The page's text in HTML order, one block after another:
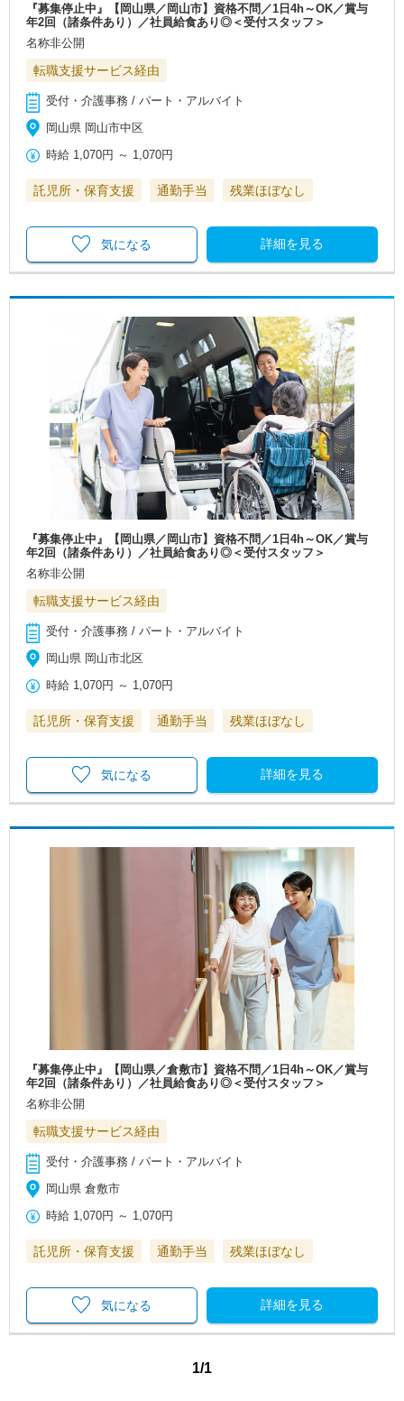
『募集停止中』【岡山県／岡山市】資格不問／1日4h～OK／賞与
年2回（諸条件あり）／社員給食あり◎＜受付スタッフ＞
名称非公開
転職支援サービス経由
受付・介護事務 / パート・アルバイト
岡山県 岡山市中区
時給 1,070円 ～ 1,070円
託児所・保育支援 通勤手当 残業ほぼなし
詳細を見る
気になる
『募集停止中』【岡山県／岡山市】資格不問／1日4h～OK／賞与
年2回（諸条件あり）／社員給食あり◎＜受付スタッフ＞
名称非公開
転職支援サービス経由
受付・介護事務 / パート・アルバイト
岡山県 岡山市北区
時給 1,070円 ～ 1,070円
託児所・保育支援 通勤手当 残業ほぼなし
詳細を見る
気になる
『募集停止中』【岡山県／倉敷市】資格不問／1日4h～OK／賞与
年2回（諸条件あり）／社員給食あり◎＜受付スタッフ＞
名称非公開
転職支援サービス経由
受付・介護事務 / パート・アルバイト
岡山県 倉敷市
時給 1,070円 ～ 1,070円
託児所・保育支援 通勤手当 残業ほぼなし
詳細を見る
気になる
1/1